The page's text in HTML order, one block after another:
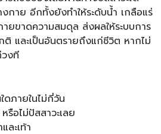
งกาย อีกทั้งยังทำให้ระดับน้ำ เกลือแร่
ายขาดความสมดุล ส่งผลให้ระบบการ
และเป็นอันตรายถึงแก่ชีวิต หากไม่
งที
ดภายในไม่กี่วัน
รือไม่ปัสสาวะเลย
ละเท้า